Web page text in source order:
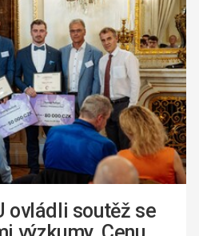
ovládli soutěž se